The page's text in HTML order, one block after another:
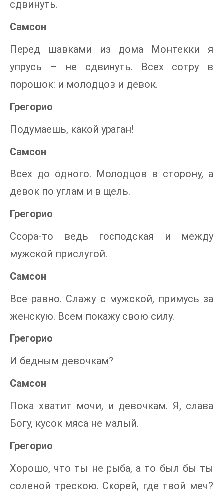
сдвинуть.
Самсон
Перед шавками из дома Монтекки я
упрусь – не сдвинуть. Всех сотру в
порошок: и молодцов и девок.
Грегорио
Подумаешь, какой ураган!
Самсон
Всех до одного. Молодцов в сторону, а
девок по углам и в щель.
Грегорио
Ссора-то ведь господская и между
мужской прислугой.
Самсон
Все равно. Слажу с мужской, примусь за
женскую. Всем покажу свою силу.
Грегорио
И бедным девочкам?
Самсон
Пока хватит мочи, и девочкам. Я, слава
Богу, кусок мяса не малый.
Грегорио
Хорошо, что ты не рыба, а то был бы ты
соленой трескою. Скорей, где твой меч?